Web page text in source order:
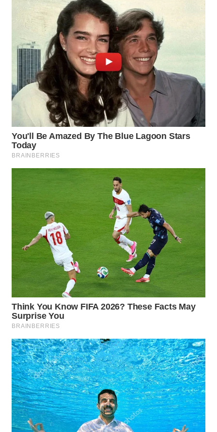
WN
SUMEDANG
WN
CIANJUR
WN
KEPULAUAN
SERIBU
WN
TANGERANG
BINJAI
WN
CIREBON
WN
INDRAMAYU
KUNINGAN
WN
MAJALENGKA
WN
SUBANG
WN
SUKABUMI
WN